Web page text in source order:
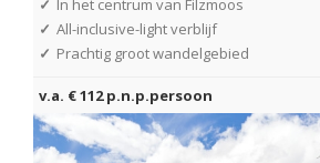
✓ In het centrum van Filzmoos
✓ All-inclusive-light verblijf
✓ Prachtig groot wandelgebied
v.a. € 112 p.n.p.persoon